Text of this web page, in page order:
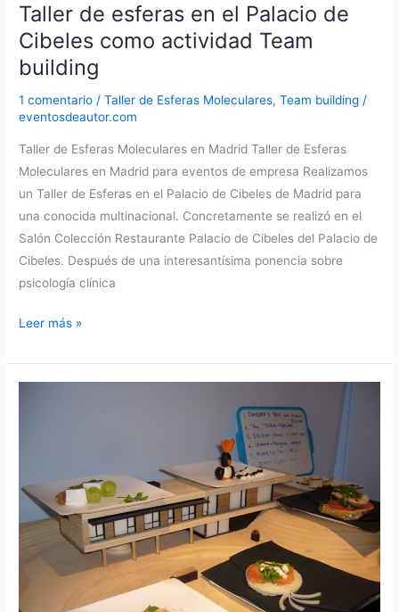
Taller de esferas en el Palacio de
Cibeles como actividad Team
building
1 comentario /Taller de Esferas Moleculares,Team building /
eventosdeautor.com
Taller de Esferas Moleculares en Madrid Taller de Esferas
Moleculares en Madrid para eventos de empresa Realizamos
un Taller de Esferas en el Palacio de Cibeles de Madrid para
una conocida multinacional. Concretamente se realizó en el
Salón Colección Restaurante Palacio de Cibeles del Palacio de
Cibeles. Después de una interesantísima ponencia sobre
psicología clínica
Taller
esferas
como
actividad
building
Leer más »